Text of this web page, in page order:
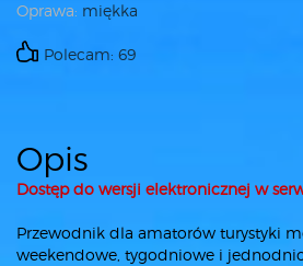
Oprawa: miękka
Polecam: 69
Opis
Dostęp do wersji elektronicznej w
Przewodnik dla amatorów turystyki
weekendowe, tygodniowe i